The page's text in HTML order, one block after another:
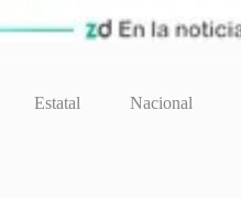
Estatal Nacional